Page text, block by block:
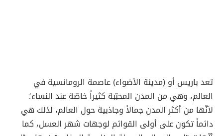
تعد باريس أو (مدينة الأضواء) عاصمة الرومانسية في
العالم، وهي من المدن المحبّبة كثيراً خاصّة عند النساء؛
لأنّها من أكثر المدن جمالاً وجاذبية حول العالم، لذلك هي
دائماً تكون على أولى القوائم لوجهات شهر العسل، كما